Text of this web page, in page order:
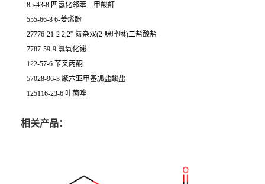
85-43-8 四氢化邻苯二甲酸酐
555-66-8 6-姜烯酚
27776-21-2 2,2''-氮杂双(2-咪唑啉)二盐酸盐
7787-59-9 氯氧化铋
122-57-6 苄叉丙酮
57028-96-3 聚六亚甲基胍盐酸盐
125116-23-6 叶菌唑
相关产品：